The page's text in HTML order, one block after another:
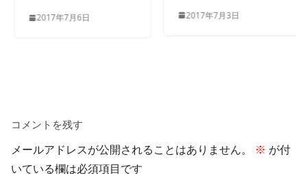
2017年7月6日 2017年7月3日
コメントを残す
メールアドレスが公開されることはありません。 ※ が付
いている欄は必須項目です